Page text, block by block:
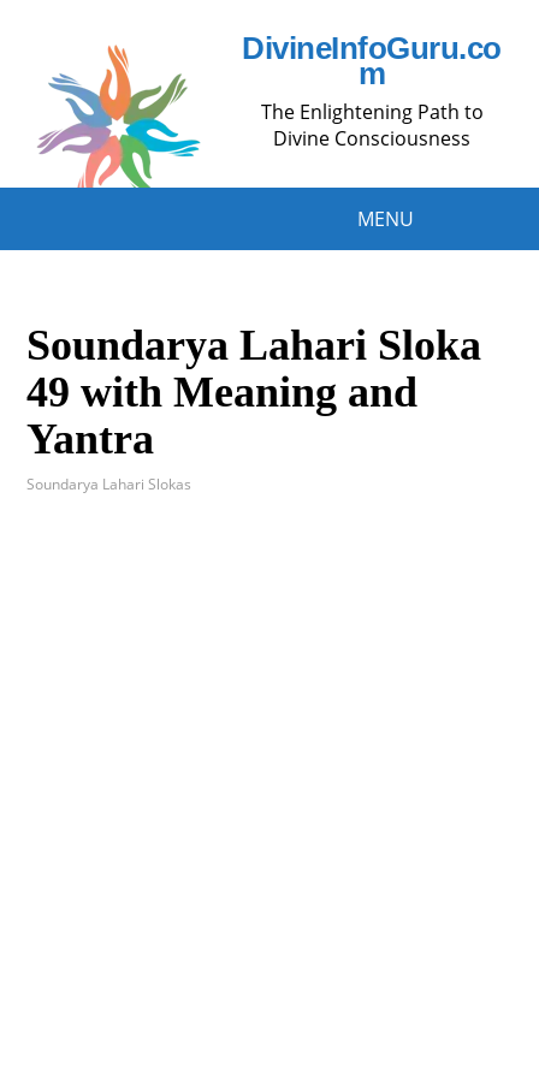
DivineInfoGuru.co
m
The Enlightening Path to
Divine Consciousness
MENU
Soundarya Lahari Sloka
49 with Meaning and
Yantra
Soundarya Lahari Slokas